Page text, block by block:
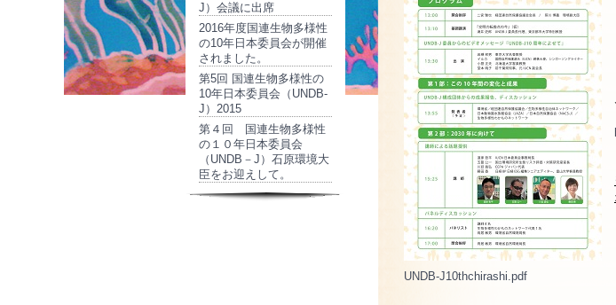
J）会議に出席
2016年度国連生物多様性
の10年日本委員会が開催
されました。
第5回 国連生物多様性の
10年日本委員会（UNDB-
J）2015
第４回 国連生物多様性
の１０年日本委員会
（UNDB－J）石原環境大
臣をお迎えして。
UNDB-J10thchirashi.pdf